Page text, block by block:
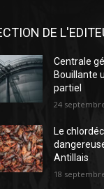
DE
Centrale
Bouillante
partiel
24
Le
Antillais
18